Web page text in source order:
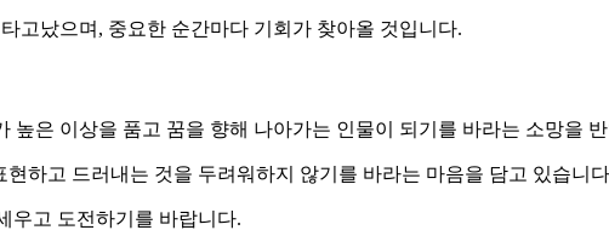
고났으며, 중요한 순간마다 기회가 찾아올 것입니다.
은 이상을 품고 꿈을 향해 나아가는 인물이 되기를 바라는 소망을
하고 드러내는 것을 두려워하지 않기를 바라는 마음을 담고 있습니
우고 도전하기를 바랍니다.